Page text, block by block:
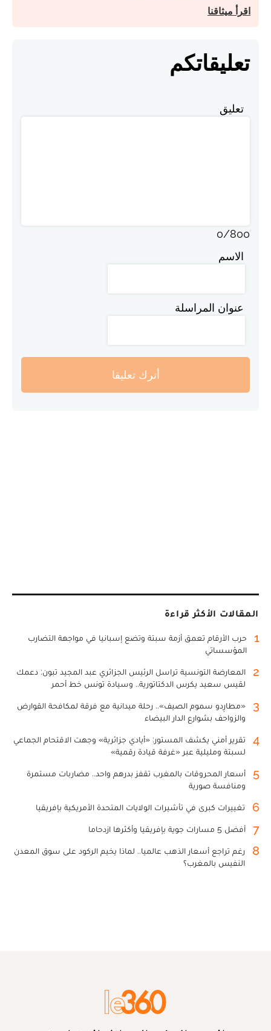
اقرأ ميثاقنا
تعليقاتكم
تعليق
0/800
الاسم
عنوان المراسلة
أترك تعليقا
المقالات الأكثر قراءة
1
حرب الأرقام تعمق أزمة سبتة وتضع إسبانيا في مواجهة التضارب
المؤسساتي
2
المعارضة التونسية تراسل الرئيس الجزائري عبد المجيد تبون: دعمك
لقيس سعيد يكرس الدكتاتورية.. وسيادة تونس خط أحمر
3
«مطارِدو سموم الصيف».. رحلة ميدانية مع فرقة لمكافحة القوارض
والزواحف بشوارع الدار البيضاء
4
تقرير أمني يكشف المستور: «أيادي جزائرية» وجهت الاقتحام الجماعي
لسبتة ومليلية عبر «غرفة قيادة رقمية»
5
أسعار المحروقات بالمغرب تقفز بدرهم واحد.. مضاربات مستمرة
ومنافسة صورية
6 تغييرات كبرى في تأشيرات الولايات المتحدة الأمريكية بإفريقيا
7 أفضل 5 مسارات جوية بإفريقيا وأكثرها ازدحاما
8
رغم تراجع أسعار الذهب عالميا.. لماذا يخيم الركود على سوق المعدن
النفيس بالمغرب؟